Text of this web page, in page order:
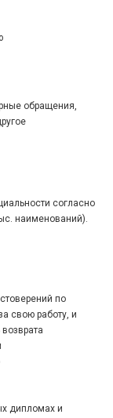
обращения,
согласно
наименований).
по
свою работу, и
дипломах и